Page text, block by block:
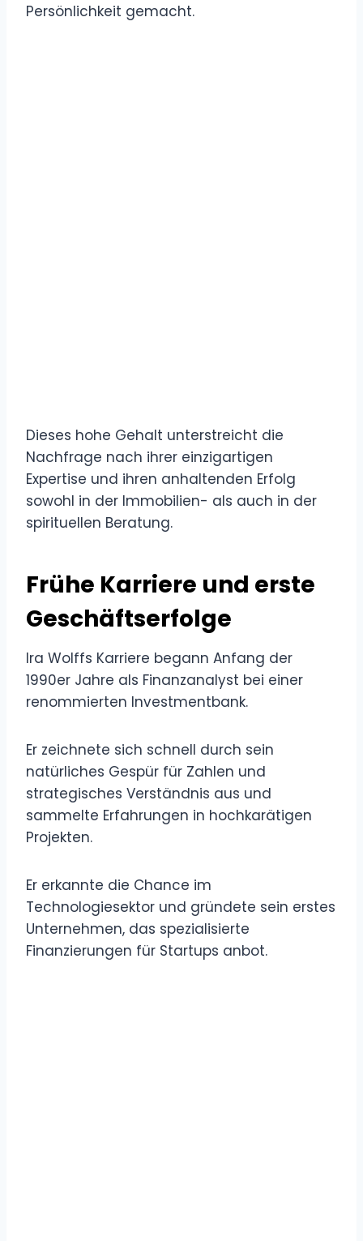
Persönlichkeit gemacht.
Dieses hohe Gehalt unterstreicht die
Nachfrage nach ihrer einzigartigen
Expertise und ihren anhaltenden Erfolg
sowohl in der Immobilien- als auch in der
spirituellen Beratung.
Frühe Karriere und erste
Geschäftserfolge
Ira Wolffs Karriere begann Anfang der
1990er Jahre als Finanzanalyst bei einer
renommierten Investmentbank.
Er zeichnete sich schnell durch sein
natürliches Gespür für Zahlen und
strategisches Verständnis aus und
sammelte Erfahrungen in hochkarätigen
Projekten.
Er erkannte die Chance im
Technologiesektor und gründete sein erstes
Unternehmen, das spezialisierte
Finanzierungen für Startups anbot.